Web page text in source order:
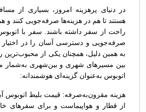
در دنیای پرهزینه امروز، بسیاری از
هستند تا هم در هزینه‌ها صرفه‌جویی کنند و
راحت از سفر داشته باشند. سفر با
صرفه‌جویی و دسترسی آسان را در
به همین دلیل، همچنان یکی از محبوب‌ترین
بین مسیرهای شهری و بین‌شهری به‌شمار
اتوبوس به‌عنوان گزینه‌ای هوشمندانه:
هزینه مقرون‌به‌صرفه: قیمت بلیط اتوبوس
از قطار و هواپیماست و برای سفرهای